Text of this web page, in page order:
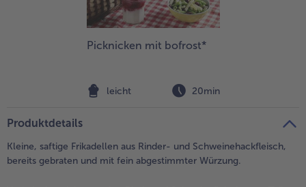
Picknicken mit bofrost*
leicht 20min
Produktdetails
Kleine, saftige Frikadellen aus Rinder- und Schweinehackfleisch,
bereits gebraten und mit fein abgestimmter Würzung.